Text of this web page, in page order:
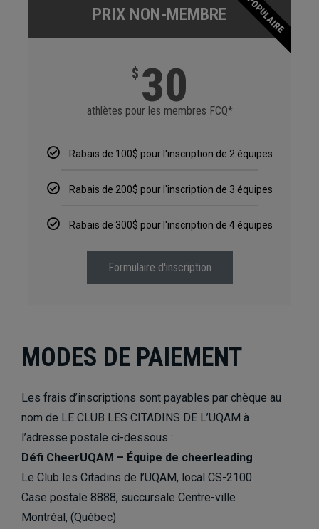
PRIX NON-MEMBRE
$ 30
athlètes pour les membres FCQ*
Rabais de 100$ pour l'inscription de 2 équipes
Rabais de 200$ pour l'inscription de 3 équipes
Rabais de 300$ pour l'inscription de 4 équipes
Formulaire d'inscription
POPULAIRE
MODES DE PAIEMENT
Les frais d’inscriptions sont payables par chèque au
nom de LE CLUB LES CITADINS DE L’UQAM à
l’adresse postale ci-dessous :
Défi CheerUQAM – Équipe de cheerleading
Le Club les Citadins de l’UQAM, local CS-2100
Case postale 8888, succursale Centre-ville
Montréal, (Québec)